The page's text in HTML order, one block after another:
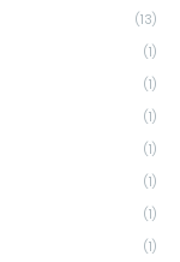
(13)
(1)
(1)
(1)
(1)
(1)
(1)
(1)